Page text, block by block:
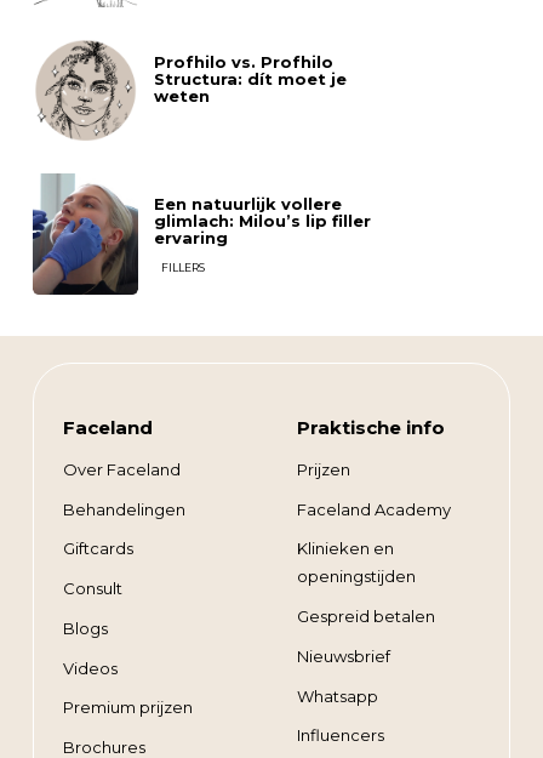
Profhilo vs. Profhilo
Structura: dít moet je
weten
Een natuurlijk vollere
glimlach: Milou’s lip filler
ervaring
FILLERS
Faceland
Over Faceland
Behandelingen
Giftcards
Consult
Blogs
Videos
Premium prijzen
Brochures
Praktische info
Prijzen
Faceland Academy
Klinieken en
openingstijden
Gespreid betalen
Nieuwsbrief
Whatsapp
Influencers